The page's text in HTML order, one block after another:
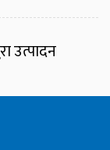
उत्पादन